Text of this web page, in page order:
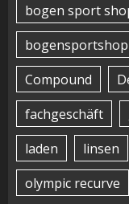
bogen sport
bogensportshop
Compound
fachgeschäft
laden
linsen
olympic recurve